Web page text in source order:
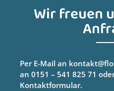
Wir freuen
Per E-Mail an
an 0151 – 541 825 71
Kontaktformular.